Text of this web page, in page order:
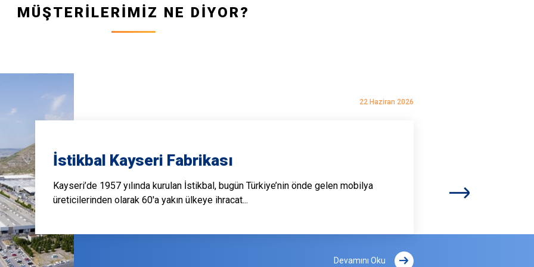
MÜŞTERİLERİMİZ NE DİYOR?
22 Haziran 2026
İstikbal Kayseri Fabrikası
Kayseri’de 1957 yılında kurulan İstikbal, bugün Türkiye’nin önde gelen mobilya
üreticilerinden olarak 60'a yakın ülkeye ihracat...
Devamını Oku